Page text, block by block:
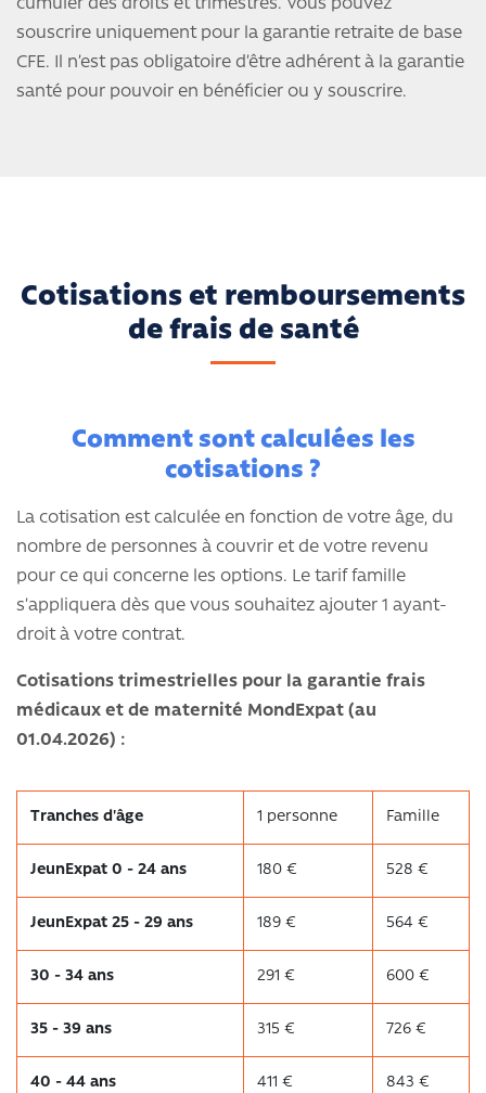
cumuler des droits et trimestres. Vous pouvez
souscrire uniquement pour la garantie retraite de base
CFE. Il n’est pas obligatoire d’être adhérent à la garantie
santé pour pouvoir en bénéficier ou y souscrire.
Cotisations et remboursements
de frais de santé
Comment sont calculées les
cotisations ?
La cotisation est calculée en fonction de votre âge, du
nombre de personnes à couvrir et de votre revenu
pour ce qui concerne les options. Le tarif famille
s’appliquera dès que vous souhaitez ajouter 1 ayant-
droit à votre contrat.
Cotisations trimestrielles pour la garantie frais
médicaux et de maternité MondExpat (au
01.04.2026) :
Tranches d'âge 1 personne Famille
JeunExpat 0 - 24 ans 180 € 528 €
JeunExpat 25 - 29 ans 189 € 564 €
30 - 34 ans 291 € 600 €
35 - 39 ans 315 € 726 €
40 - 44 ans 411 € 843 €